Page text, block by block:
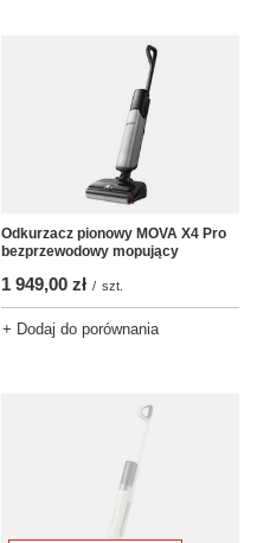
Odkurzacz pionowy MOVA X4 Pro
bezprzewodowy mopujący
1 949,00 zł / szt.
+ Dodaj do porównania